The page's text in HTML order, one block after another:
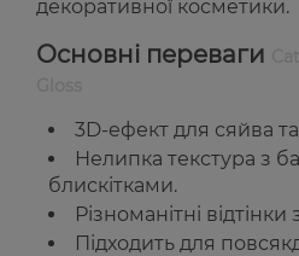
декоративної косметики.
Основні переваги
3D-ефект для сяйва
Нелипка текстура з
блискітками.
Різноманітні відтінки
Підходить для